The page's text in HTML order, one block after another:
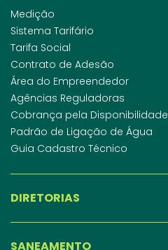
Medição
Sistema Tarifário
Tarifa Social
Contrato de Adesão
Área do Empreendedor
Agências Reguladoras
Cobrança pela Disponibilidade
Padrão de Ligação de Água
Guia Cadastro Técnico
DIRETORIAS
SANEAMENTO